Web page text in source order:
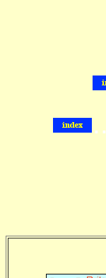
..